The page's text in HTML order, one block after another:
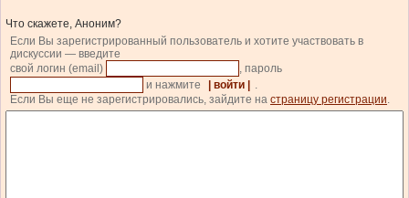
Что скажете, Аноним?
Если Вы зарегистрированный пользователь и хотите участвовать в
дискуссии — введите
свой логин (email)
, пароль
и нажмите
| войти |
.
Если Вы еще не зарегистрировались, зайдите на страницу регистрации.